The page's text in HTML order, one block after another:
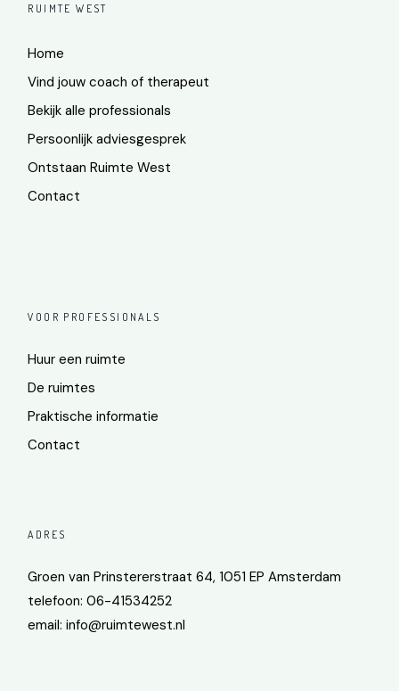
RUIMTE WEST
Home
Vind jouw coach of therapeut
Bekijk alle professionals
Persoonlijk adviesgesprek
Ontstaan Ruimte West
Contact
VOOR PROFESSIONALS
Huur een ruimte
De ruimtes
Praktische informatie
Contact
ADRES
Groen van Prinstererstraat 64, 1051 EP Amsterdam
telefoon: 06-41534252
email:info@ruimtewest.nl